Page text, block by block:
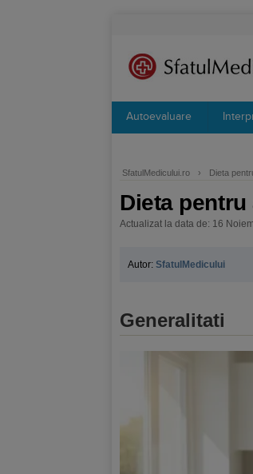
Autoevaluare
SfatulMedicului.ro › Dieta
Dieta
Actualizat la data de: 16
Autor: SfatulMedicului
Generalitati